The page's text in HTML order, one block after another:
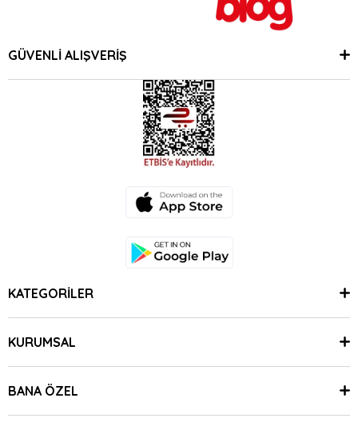
GÜVENLİ ALIŞVERİŞ
KATEGORİLER
KURUMSAL
BANA ÖZEL